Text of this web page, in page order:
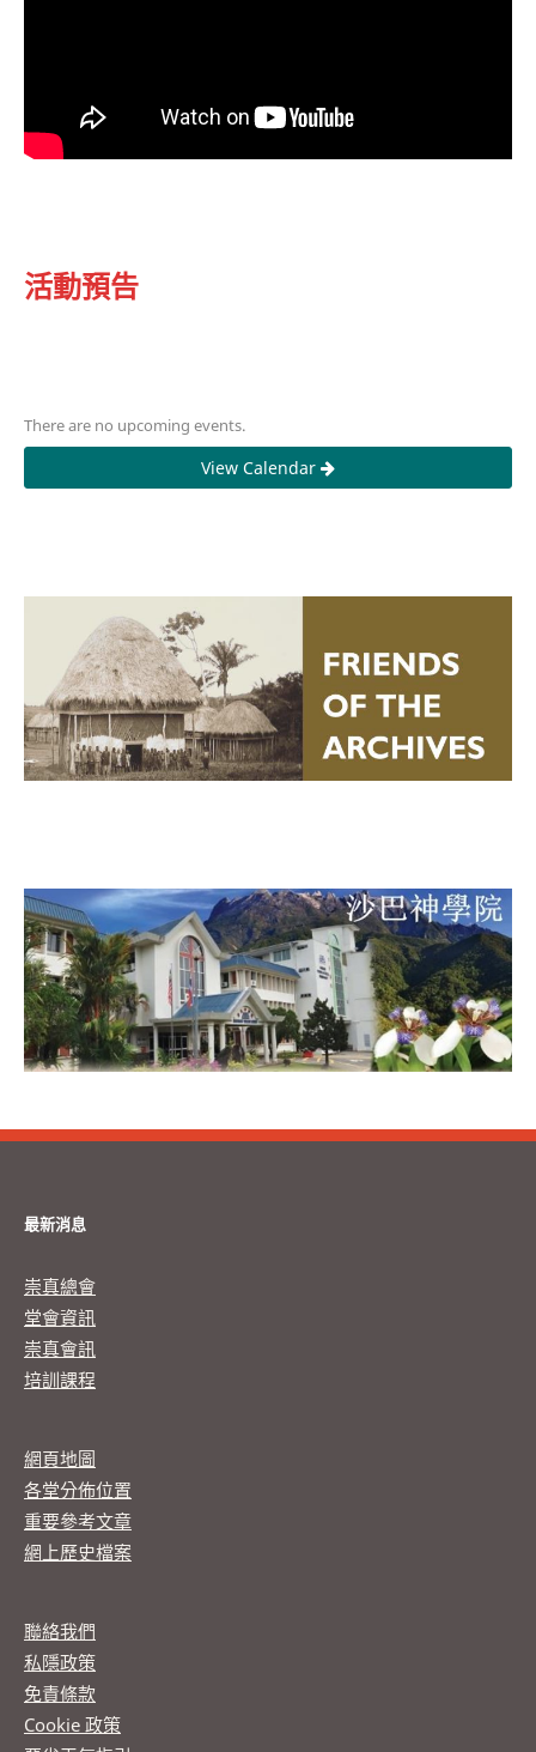
活動預告
There are no upcoming events.
View Calendar
最新消息
崇真總會
堂會資訊
崇真會訊
培訓課程
網頁地圖
各堂分佈位置
重要參考文章
網上歷史檔案
聯絡我們
私隱政策
免責條款
Cookie 政策